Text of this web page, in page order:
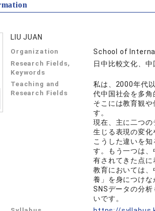
LIU JUAN
Organization School of
Research Fields,
Keywords
日中比較文化、
Teaching and
Research Fields
私は、2000年代
代中国社会を多角
そこには教育観
す。
現在、主に二つ
生じる表現の変化
こうした違いを
す。もう一つは
有されてきた点に
教育においては
養」を身につけ
SNSデータの分
いです。